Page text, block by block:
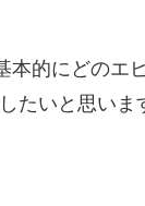
本的にどのエ
たいと思いま